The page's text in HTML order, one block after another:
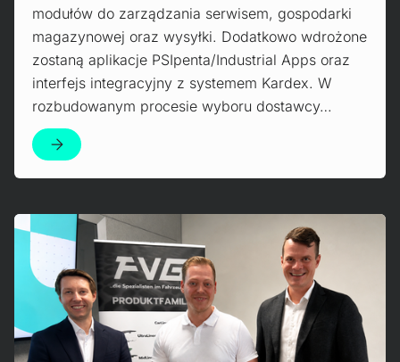
modułów do zarządzania serwisem, gospodarki
magazynowej oraz wysyłki. Dodatkowo wdrożone
zostaną aplikacje PSIpenta/Industrial Apps oraz
interfejs integracyjny z systemem Kardex. W
rozbudowanym procesie wyboru dostawcy…
Mehr erfahren!